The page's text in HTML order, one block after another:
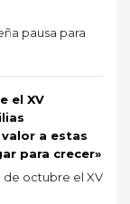
pausa para
el XV
a estas
para crecer»
de octubre el XV